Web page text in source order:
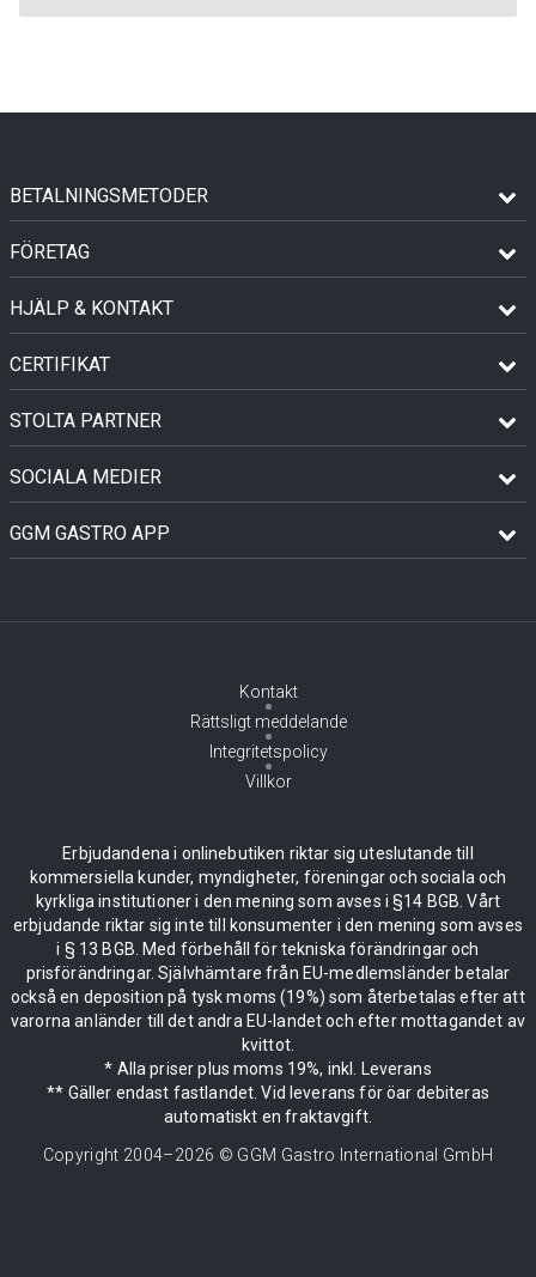
BETALNINGSMETODER
FÖRETAG
HJÄLP & KONTAKT
CERTIFIKAT
STOLTA PARTNER
SOCIALA MEDIER
GGM GASTRO APP
Kontakt
Rättsligt meddelande
Integritetspolicy
Villkor
Erbjudandena i onlinebutiken riktar sig uteslutande till
kommersiella kunder, myndigheter, föreningar och sociala och
kyrkliga institutioner i den mening som avses i §14 BGB. Vårt
erbjudande riktar sig inte till konsumenter i den mening som avses
i § 13 BGB. Med förbehåll för tekniska förändringar och
prisförändringar. Självhämtare från EU-medlemsländer betalar
också en deposition på tysk moms (19%) som återbetalas efter att
varorna anländer till det andra EU-landet och efter mottagandet av
kvittot.
* Alla priser plus moms 19%, inkl. Leverans
** Gäller endast fastlandet. Vid leverans för öar debiteras
automatiskt en fraktavgift.
Copyright 2004–2026 © GGM Gastro International GmbH